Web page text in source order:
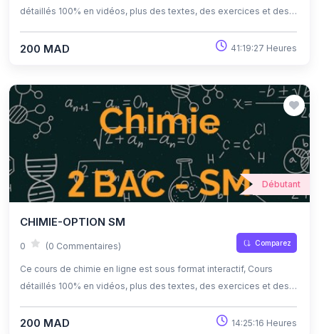
détaillés 100% en vidéos, plus des textes, des exercices et des
d'apprendre à son propre rythme grâce à l'auto-apprentissage et
200 MAD 41:19:27 Heures
Débutant
CHIMIE-OPTION SM
0 (0 Commentaires) Comparez
Ce cours de chimie en ligne est sous format interactif, Cours
détaillés 100% en vidéos, plus des textes, des exercices et des
d'apprendre à son propre rythme grâce à l'auto-apprentissage et
200 MAD 14:25:16 Heures